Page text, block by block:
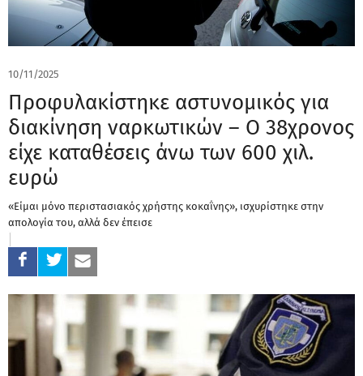
10/11/2025
Προφυλακίστηκε αστυνομικός για
διακίνηση ναρκωτικών – Ο 38χρονος
είχε καταθέσεις άνω των 600 χιλ.
ευρώ
«Είμαι μόνο περιστασιακός χρήστης κοκαΐνης», ισχυρίστηκε στην
απολογία του, αλλά δεν έπεισε